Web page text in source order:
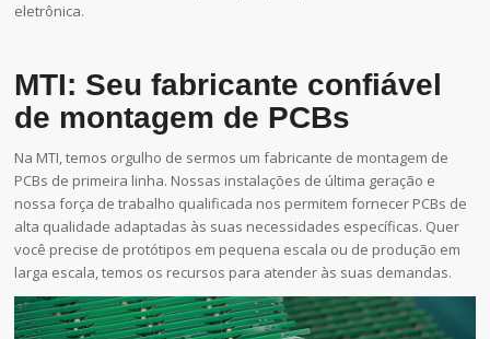
eletrônica.
MTI: Seu fabricante confiável
de montagem de PCBs
Na MTI, temos orgulho de sermos um fabricante de montagem de
PCBs de primeira linha. Nossas instalações de última geração e
nossa força de trabalho qualificada nos permitem fornecer PCBs de
alta qualidade adaptadas às suas necessidades específicas. Quer
você precise de protótipos em pequena escala ou de produção em
larga escala, temos os recursos para atender às suas demandas.